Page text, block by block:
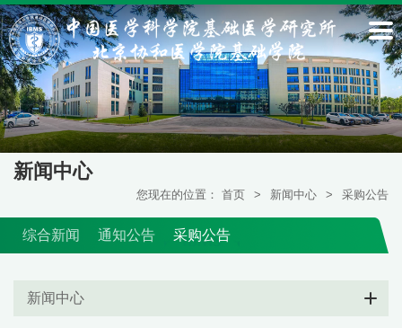
新闻中心
您现在的位置： 首页 > 新闻中心 > 采购公告
综合新闻 通知公告 采购公告
新闻中心